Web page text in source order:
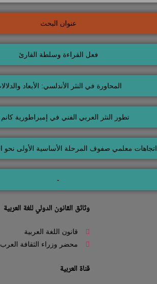
عنوان البحث
فعل القراءة وسلطة القارئ
المحاورة في النثر الأندلسي: الأبعاد
تطور النثر العربي الفني في إمبراطورية كانم
اتجاهات معلمي صفوف المرحلة الأساسية الأولى نحو
-
وثائق القانون الدولي للغة العربية
قانون اللغة العربية
محضر وزراء الثقافة العرب
قناة العربية